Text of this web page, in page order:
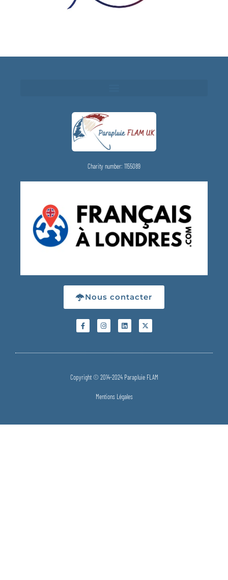
Charity number: 1155089
Nous contacter
Copyright © 2014-2024 Parapluie FLAM
Mentions Légales